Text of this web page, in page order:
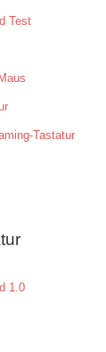
Test
Tastatur
1.0